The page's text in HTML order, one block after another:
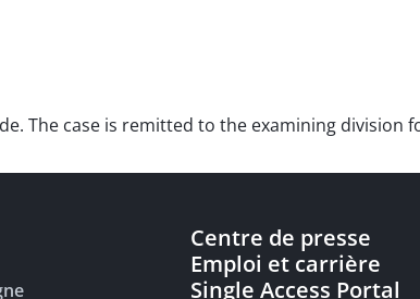
The case is remitted to the examining division
Centre de presse
Emploi et carrière
Single Access Portal